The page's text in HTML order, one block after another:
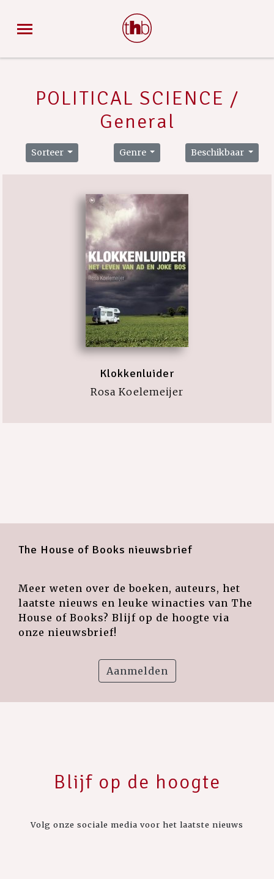
POLITICAL SCIENCE /
General
Sorteer Genre Beschikbaar
Klokkenluider
Rosa Koelemeijer
The House of Books nieuwsbrief
Meer weten over de boeken, auteurs, het
laatste nieuws en leuke winacties van The
House of Books? Blijf op de hoogte via
onze nieuwsbrief!
Aanmelden
Blijf op de hoogte
Volg onze sociale media voor het laatste nieuws